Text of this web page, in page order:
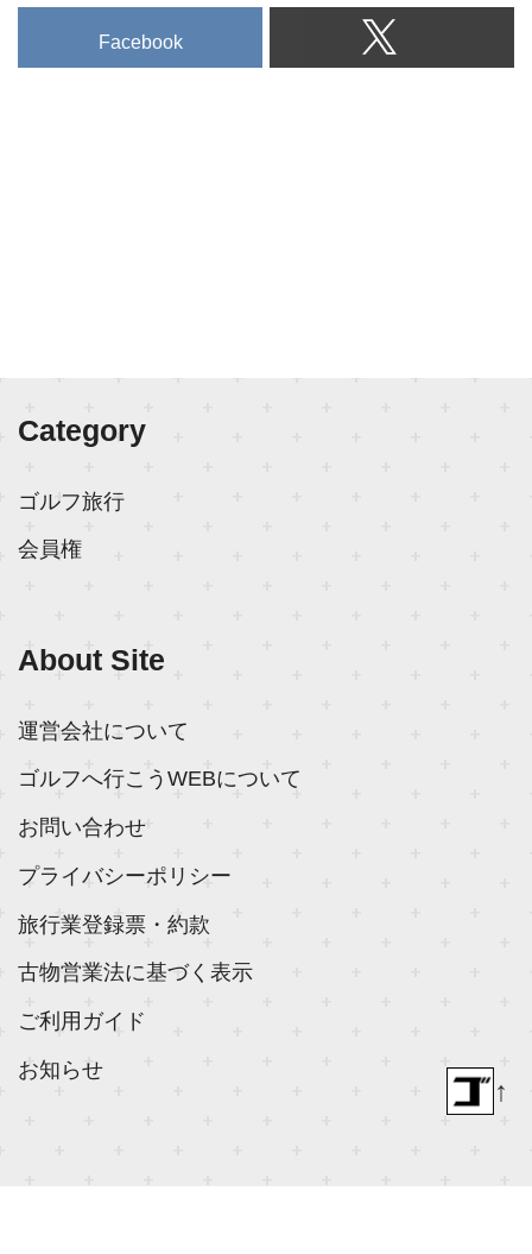
Facebook
Category
ゴルフ旅行
会員権
About Site
運営会社について
ゴルフへ行こうWEBについて
お問い合わせ
プライバシーポリシー
旅行業登録票・約款
古物営業法に基づく表示
ご利用ガイド
お知らせ
↑